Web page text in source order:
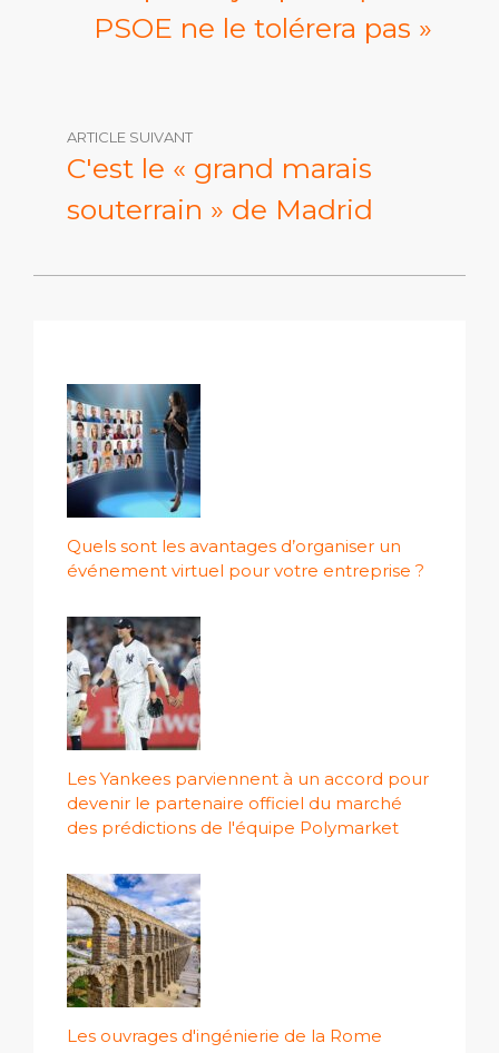
PSOE ne le tolérera pas »
ARTICLE SUIVANT
C'est le « grand marais
souterrain » de Madrid
Quels sont les avantages d’organiser un
événement virtuel pour votre entreprise ?
Les Yankees parviennent à un accord pour
devenir le partenaire officiel du marché
des prédictions de l'équipe Polymarket
Les ouvrages d'ingénierie de la Rome